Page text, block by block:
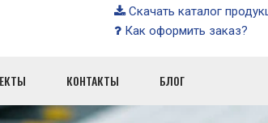
Скачать каталог
Как оформить заказ?
КОНТАКТЫ БЛОГ